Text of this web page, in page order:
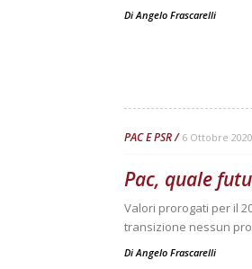
DiAngelo Frascarelli
PAC E PSR 6 Ottobre 2020
Pac, quale
Valori prorogati per il
transizione nessun
DiAngelo Frascarelli